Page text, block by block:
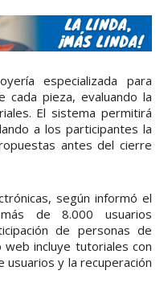
especializada para
pieza, evaluando la
El sistema permitirá
a los participantes la
antes del cierre
según informó el
de 8.000 usuarios
de personas de
incluye tutoriales con
y la recuperación